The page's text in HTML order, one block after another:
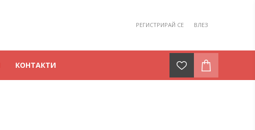
РЕГИСТРИРАЙ СЕ ВЛЕЗ
КОНТАКТИ